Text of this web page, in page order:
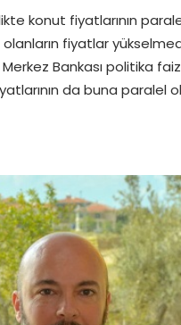
konut fiyatlarının
fiyatlar
Bankası politika
da buna paralel